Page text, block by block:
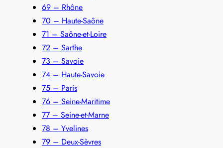
69 – Rhône
70 – Haute-Saône
71 – Saône-et-Loire
72 – Sarthe
73 – Savoie
74 – Haute-Savoie
75 – Paris
76 – Seine-Maritime
77 – Seine-et-Marne
78 – Yvelines
79 – Deux-Sèvres